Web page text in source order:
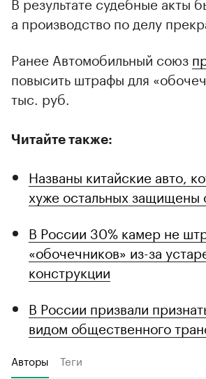
а производство по делу
Ранее Автомобильный союз
повысить штрафы для
тыс. руб.
Читайте также:
Названы китайские авто,
хуже остальных защищены
В России 30% камер не
«обочечников» из-за
конструкции
В России призвали
видом общественного
Авторы Теги